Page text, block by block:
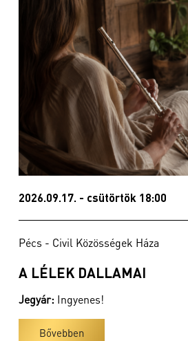
2026.09.17. - csütörtök 18:00
Pécs - Civil Közösségek Háza
A LÉLEK DALLAMAI
Jegyár: Ingyenes!
Bővebben